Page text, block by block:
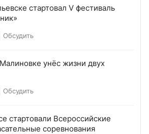
стартовал V фестиваль
Обсудить
унёс жизни двух
Обсудить
стартовали Всероссийские
соревнования